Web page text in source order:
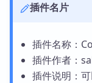
插件名片
插件名称：
插件作者：
插件说明：